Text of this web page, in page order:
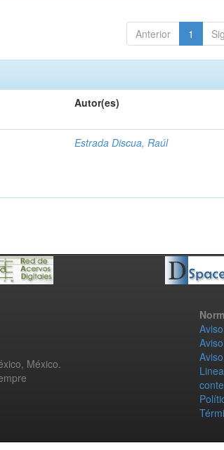
Anterior 1
Autor(es)
Estrada Discua, Raúl
México.